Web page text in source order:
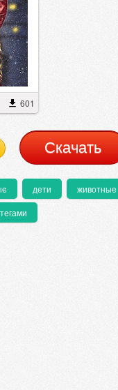
601
Cкачать
дети животные